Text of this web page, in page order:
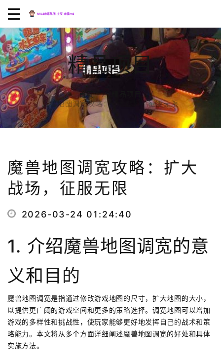
精品项目
首页
魔兽地图调宽攻略：扩大战场，征服无限
魔兽地图调宽攻略：扩大
战场，征服无限
2026-03-24 01:24:40
1. 介绍魔兽地图调宽的意
义和目的
魔兽地图调宽是指通过修改游戏地图的尺寸，扩大地图的大小，
以提供更广阔的游戏空间和更多的策略选择。调宽地图可以增加
游戏的多样性和挑战性，使玩家能够更好地发挥自己的战术和策
略能力。本文将从多个方面详细阐述魔兽地图调宽的好处和具体
实施方法。